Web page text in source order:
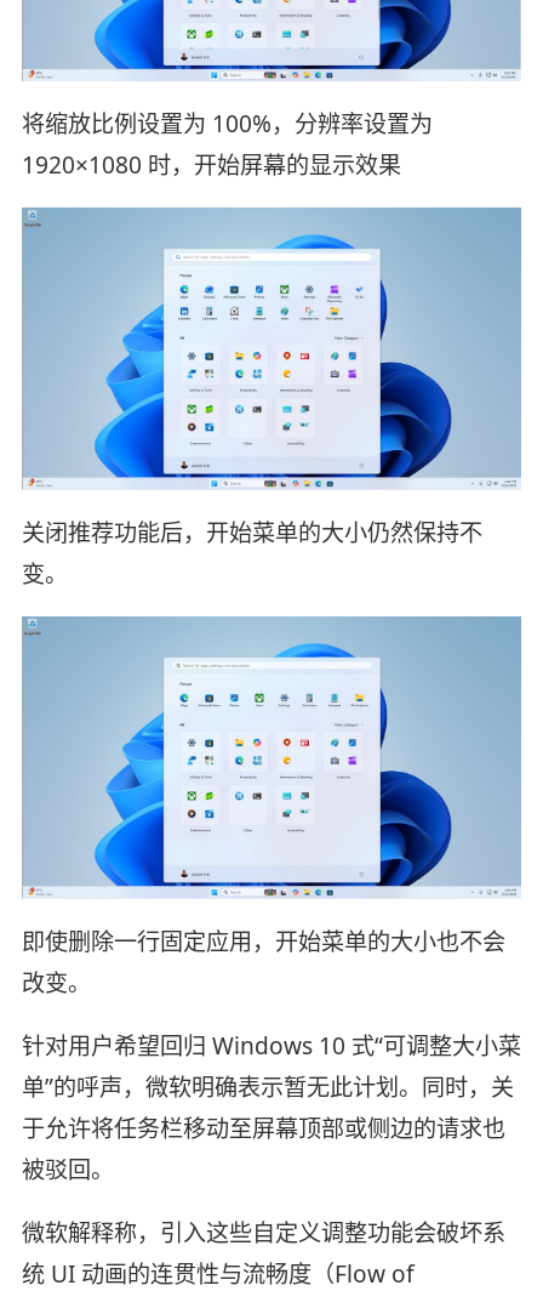
将缩放比例设置为 100%，分辨率设置为
1920×1080 时，开始屏幕的显示效果
关闭推荐功能后，开始菜单的大小仍然保持不
变。
即使删除一行固定应用，开始菜单的大小也不会
改变。
针对用户希望回归 Windows 10 式“可调整大小菜
单”的呼声，微软明确表示暂无此计划。同时，关
于允许将任务栏移动至屏幕顶部或侧边的请求也
被驳回。
微软解释称，引入这些自定义调整功能会破坏系
统 UI 动画的连贯性与流畅度（Flow of